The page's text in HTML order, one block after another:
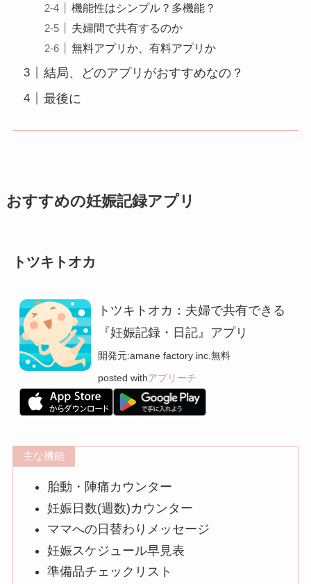
機能性はシンプル？多機能？
夫婦間で共有するのか
無料アプリか、有料アプリか
結局、どのアプリがおすすめなの？
最後に
おすすめの妊娠記録アプリ
トツキトオカ
トツキトオカ：夫婦で共有できる
『妊娠記録・日記』アプリ
開発元:amane factory inc. 無料
posted withアプリーチ
主な機能
胎動・陣痛カウンター
妊娠日数(週数)カウンター
ママへの日替わりメッセージ
妊娠スケジュール早見表
準備品チェックリスト